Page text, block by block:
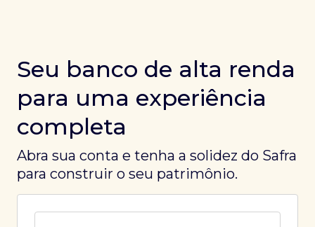
Seu banco de alta renda
para uma experiência
completa
Abra sua conta e tenha a solidez do Safra
para construir o seu patrimônio.